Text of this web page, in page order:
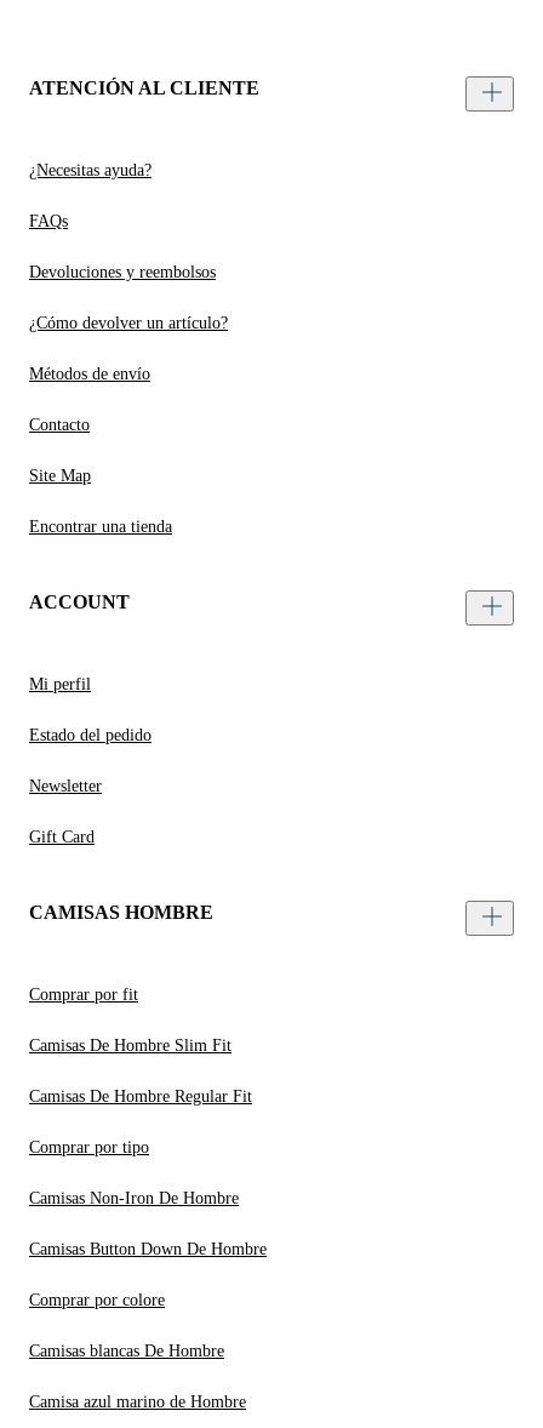
ATENCIÓN AL CLIENTE
¿Necesitas ayuda?
FAQs
Devoluciones y reembolsos
¿Cómo devolver un artículo?
Métodos de envío
Contacto
Site Map
Encontrar una tienda
ACCOUNT
Mi perfil
Estado del pedido
Newsletter
Gift Card
CAMISAS HOMBRE
Comprar por fit
Camisas De Hombre Slim Fit
Camisas De Hombre Regular Fit
Comprar por tipo
Camisas Non-Iron De Hombre
Camisas Button Down De Hombre
Comprar por colore
Camisas blancas De Hombre
Camisa azul marino de Hombre